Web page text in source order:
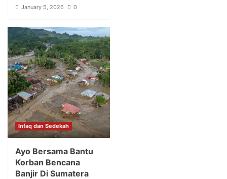
January 5, 2026 0
Infaq dan Sedekah
Ayo Bersama Bantu
Korban Bencana
Banjir Di Sumatera